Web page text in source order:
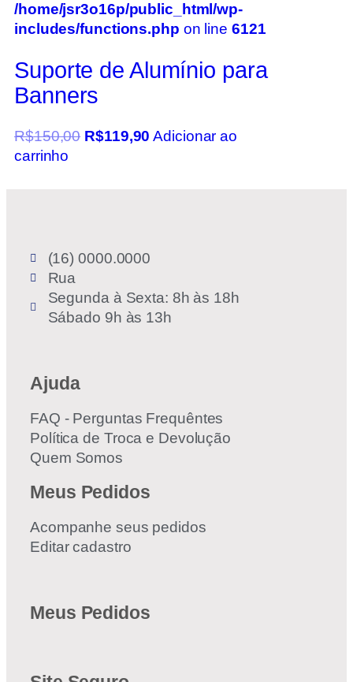
/home/jsr3o16p/public_html/wp-
includes/functions.php on line 6121
Suporte de Alumínio para
Banners
R$150,00 R$119,90 Adicionar ao
carrinho
(16) 0000.0000
Rua
Segunda à Sexta: 8h às 18h
Sábado 9h às 13h
Ajuda
FAQ - Perguntas Frequêntes
Política de Troca e Devolução
Quem Somos
Meus Pedidos
Acompanhe seus pedidos
Editar cadastro
Meus Pedidos